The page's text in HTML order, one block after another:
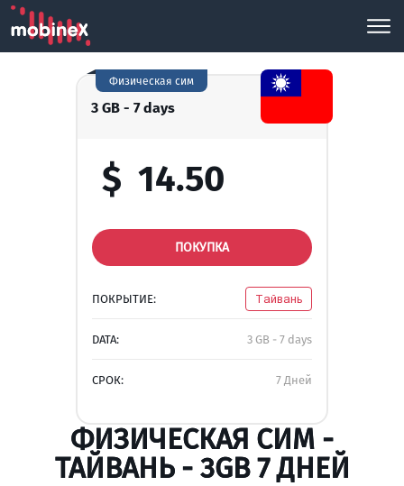
3 GB - 7 days
Физическая сим
$ 14.50
ПОКУПКА
ПОКРЫТИЕ: Тайвань
DATA: 3 GB - 7 days
СРОК: 7 Дней
ФИЗИЧЕСКАЯ СИМ -
ТАЙВАНЬ - 3GB 7 ДНЕЙ